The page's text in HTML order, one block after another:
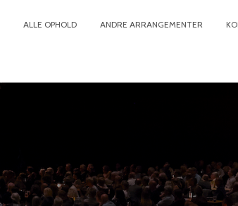
ALLE OPHOLD ANDRE ARRANGEMENTER